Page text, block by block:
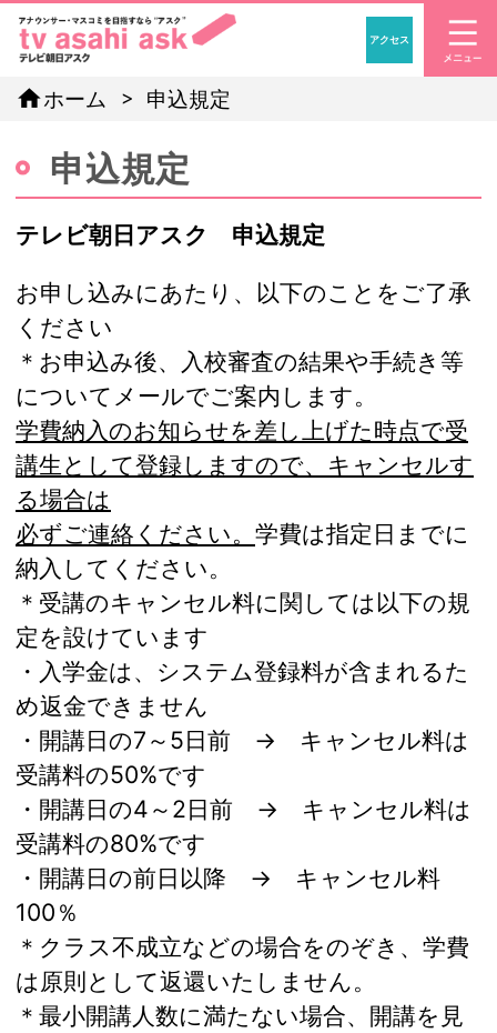
「アナウンサー・マ
アクセス
homeホーム 申込規定
申込規定
テレビ朝日アスク 申込規定
お申し込みにあたり、以下のことをご了承
ください
＊お申込み後、入校審査の結果や手続き等
についてメールでご案内します。
学費納入のお知らせを差し上げた時点で受
講生として登録しますので、キャンセルす
る場合は
必ずご連絡ください。 学費は指定日までに
納入してください。
＊受講のキャンセル料に関しては以下の規
定を設けています
・入学金は、システム登録料が含まれるた
め返金できません
・開講日の7～5日前 → キャンセル料は
受講料の50%です
・開講日の4～2日前 → キャンセル料は
受講料の80%です
・開講日の前日以降 → キャンセル料
100％
＊クラス不成立などの場合をのぞき、学費
は原則として返還いたしません。
＊最小開講人数に満たない場合、開講を見